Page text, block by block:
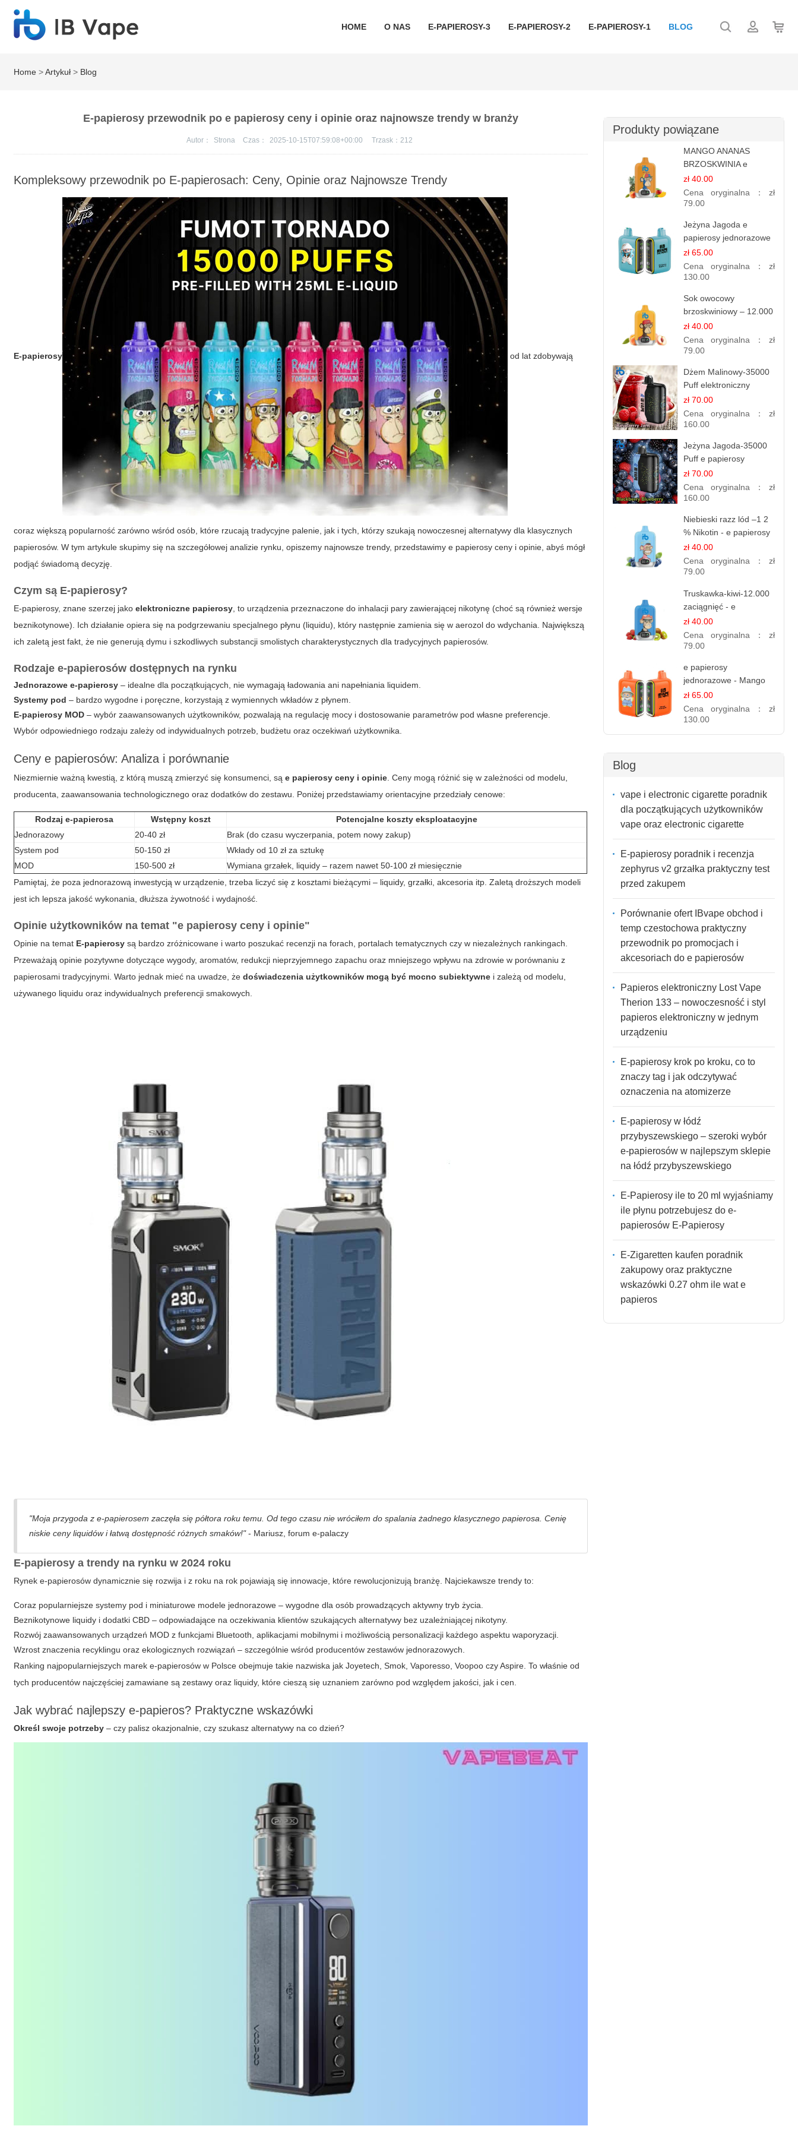
HOME O NAS E-PAPIEROSY-3 E-PAPIEROSY-2 E-PAPIEROSY-1 BLOG
Home >Artykuł > Blog
E-papierosy przewodnik po e papierosy ceny i opinie oraz najnowsze trendy w branży
Autor： Strona Czas： 2025-10-15T07:59:08+00:00 Trzask： 212
Kompleksowy przewodnik po E-papierosach: Ceny, Opinie oraz Najnowsze Trendy
E-papierosy od lat zdobywają
coraz większą popularność zarówno wśród osób, które rzucają tradycyjne palenie, jak i tych, którzy szukają nowoczesnej alternatywy dla klasycznych
papierosów. W tym artykule skupimy się na szczegółowej analizie rynku, opiszemy najnowsze trendy, przedstawimye papierosy ceny i opinie , abyś mógł
podjąć świadomą decyzję.
Czym są E-papierosy?
E-papierosy, znane szerzej jakoelektroniczne papierosy , to urządzenia przeznaczone do inhalacji pary zawierającej nikotynę (choć są również wersje
beznikotynowe). Ich działanie opiera się na podgrzewaniu specjalnego płynu (liquidu), który następnie zamienia się w aerozol do wdychania. Największą
ich zaletą jest fakt, że nie generują dymu i szkodliwych substancji smolistych charakterystycznych dla tradycyjnych papierosów.
Rodzaje e-papierosów dostępnych na rynku
Jednorazowe e-papierosy – idealne dla początkujących, nie wymagają ładowania ani napełniania liquidem.
Systemy pod – bardzo wygodne i poręczne, korzystają z wymiennych wkładów z płynem.
E-papierosy MOD – wybór zaawansowanych użytkowników, pozwalają na regulację mocy i dostosowanie parametrów pod własne preferencje.
Wybór odpowiedniego rodzaju zależy od indywidualnych potrzeb, budżetu oraz oczekiwań użytkownika.
Ceny e papierosów: Analiza i porównanie
Niezmiernie ważną kwestią, z którą muszą zmierzyć się konsumenci, sąe papierosy ceny i opinie . Ceny mogą różnić się w zależności od modelu,
producenta, zaawansowania technologicznego oraz dodatków do zestawu. Poniżej przedstawiamy orientacyjne przedziały cenowe:
Rodzaj e-papierosa Wstępny koszt
Potencjalne koszty eksploatacyjne
Jednorazowy
20-40 zł
Brak (do czasu wyczerpania, potem nowy zakup)
System pod
50-150 zł
Wkłady od 10 zł za sztukę
MOD
150-500 zł
Wymiana grzałek, liquidy – razem nawet 50-100 zł miesięcznie
Pamiętaj, że poza jednorazową inwestycją w urządzenie, trzeba liczyć się z kosztami bieżącymi – liquidy, grzałki, akcesoria itp. Zaletą droższych modeli
jest ich lepsza jakość wykonania, dłuższa żywotność i wydajność.
Opinie użytkowników na temat "e papierosy ceny i opinie"
Opinie na temat E-papierosy są bardzo zróżnicowane i warto poszukać recenzji na forach, portalach tematycznych czy w niezależnych rankingach.
Przeważają opinie pozytywne dotyczące wygody, aromatów, redukcji nieprzyjemnego zapachu oraz mniejszego wpływu na zdrowie w porównaniu z
papierosami tradycyjnymi. Warto jednak mieć na uwadze, żedoświadczenia użytkowników mogą być mocno subiektywne i zależą od modelu,
używanego liquidu oraz indywidualnych preferencji smakowych.
"Moja przygoda z e-papierosem zaczęła się półtora roku temu. Od tego czasu nie wróciłem do spalania żadnego klasycznego papierosa. Cenię
niskie ceny liquidów i łatwą dostępność różnych smaków!"- Mariusz, forum e-palaczy
E-papierosy a trendy na rynku w 2024 roku
Rynek e-papierosów dynamicznie się rozwija i z roku na rok pojawiają się innowacje, które rewolucjonizują branżę. Najciekawsze trendy to:
Coraz popularniejsze systemy pod i miniaturowe modele jednorazowe – wygodne dla osób prowadzących aktywny tryb życia.
Beznikotynowe liquidy i dodatki CBD – odpowiadające na oczekiwania klientów szukających alternatywy bez uzależniającej nikotyny.
Rozwój zaawansowanych urządzeń MOD z funkcjami Bluetooth, aplikacjami mobilnymi i możliwością personalizacji każdego aspektu waporyzacji.
Wzrost znaczenia recyklingu oraz ekologicznych rozwiązań – szczególnie wśród producentów zestawów jednorazowych.
Ranking najpopularniejszych marek e-papierosów w Polsce obejmuje takie nazwiska jak Joyetech, Smok, Vaporesso, Voopoo czy Aspire. To właśnie od
tych producentów najczęściej zamawiane są zestawy oraz liquidy, które cieszą się uznaniem zarówno pod względem jakości, jak i cen.
Jak wybrać najlepszy e-papieros? Praktyczne wskazówki
Określ swoje potrzeby – czy palisz okazjonalnie, czy szukasz alternatywy na co dzień?
Produkty powiązane
MANGO ANANAS
BRZOSKWINIA e
papierosy – 12.000
zaciągnięć
zł 40.00
Cena oryginalna： zł
79.00
Jeżyna Jagoda e
papierosy jednorazowe
- 25 000 Puffs
zł 65.00
Cena oryginalna： zł
130.00
Sok owocowy
brzoskwiniowy – 12.000
zaciągnięć – e
papierosy jednorazowe
zł 40.00
Cena oryginalna： zł
79.00
Dżem Malinowy-35000
Puff elektroniczny
papieros (Ibvape Bar)
zł 70.00
Cena oryginalna： zł
160.00
Jeżyna Jagoda-35000
Puff e papierosy
jednorazowe
zł 70.00
Cena oryginalna： zł
160.00
Niebieski razz lód –1 2
% Nikotin - e papierosy
jednorazowe
zł 40.00
Cena oryginalna： zł
79.00
Truskawka-kiwi-12.000
zaciągnięć - e
papierosy jednorazowe
zł 40.00
Cena oryginalna： zł
79.00
e papierosy
jednorazowe - Mango
Ananas – 25,000 Puffs
zł 65.00
Cena oryginalna： zł
130.00
Blog
vape i electronic cigarette poradnik
dla początkujących użytkowników
vape oraz electronic cigarette
E-papierosy poradnik i recenzja
zephyrus v2 grzałka praktyczny test
przed zakupem
Porównanie ofert IBvape obchod i
temp czestochowa praktyczny
przewodnik po promocjach i
akcesoriach do e papierosów
Papieros elektroniczny Lost Vape
Therion 133 – nowoczesność i styl
papieros elektroniczny w jednym
urządzeniu
E-papierosy krok po kroku, co to
znaczy tag i jak odczytywać
oznaczenia na atomizerze
E-papierosy w łódź
przybyszewskiego – szeroki wybór
e-papierosów w najlepszym sklepie
na łódź przybyszewskiego
E-Papierosy ile to 20 ml wyjaśniamy
ile płynu potrzebujesz do e-
papierosów E-Papierosy
E-Zigaretten kaufen poradnik
zakupowy oraz praktyczne
wskazówki 0.27 ohm ile wat e
papieros